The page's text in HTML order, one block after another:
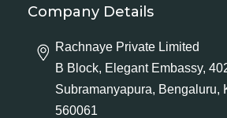
Company Details
Rachnaye Private Limited
B Block, Elegant Embassy,
Subramanyapura, Bengaluru,
560061